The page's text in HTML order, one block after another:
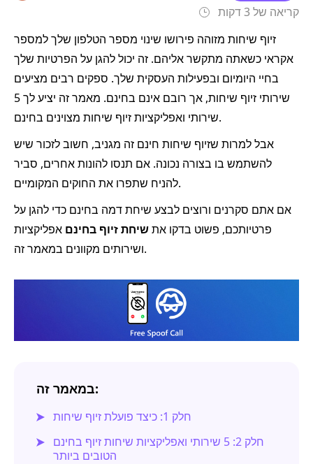
קריאה של 3 דקות
זיוף שיחות מזוהה פירושו שינוי מספר הטלפון שלך למספר
אקראי כשאתה מתקשר אליהם. זה יכול להגן על הפרטיות שלך
בחיי היומיום ובפעילות העסקית שלך. ספקים רבים מציעים
שירותי זיוף שיחות, אך רובם אינם בחינם. מאמר זה יציע לך 5
שירותי ואפליקציות זיוף שיחות מצוינים בחינם.
אבל למרות שזיוף שיחות חינם זה מגניב, חשוב לזכור שיש
להשתמש בו בצורה נכונה. אם תנסו להונות אחרים, סביר
להניח שתפרו את החוקים המקומיים.
אם אתם סקרנים ורוצים לבצע שיחת דמה בחינם כדי להגן על
פרטיותכם, פשוט בדקו אתשיחת זיוף בחינם אפליקציות
ושירותים מקוונים במאמר זה.
במאמר זה:
חלק 1: כיצד פועלת זיוף שיחות
חלק 2: 5 שירותי ואפליקציות שיחות זיוף בחינם
הטובים ביותר